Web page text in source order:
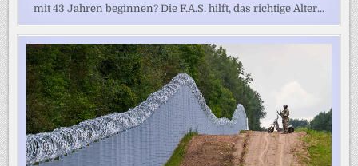
mit 43 Jahren beginnen? Die F.A.S. hilft, das richtige Alter...